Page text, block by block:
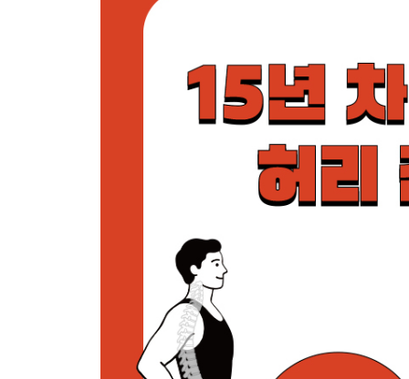
엎친 데 덮친 격, 설상가상
결국 허리에 칼을 대다 | 몸이 아프면 마음도 아프다
수술 전과 후의 시간을 어떻게 이겨내는가가 중요
아이를 다시 안을 수 있을까?
허리가 아프지 않은 것에 감사한 추억 | 수술동의
전신 마취에 대한 두려움 | 수술 후 회복되면서 깨
먹고 싶은 것, 가고 싶은 곳들을 기록하다 _ (feat.
돈을 모으고 싶다면 카페인을 끊어라? | 퇴원 후
대수롭지 않은 것들이 특별해지는 경험 _ (feat. 아
아내의 간병에 감동받다 | 누군가의 도움이 절실
여성(엄마)의 위대함 _ (feat. 통증)